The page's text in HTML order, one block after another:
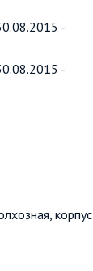
корпус